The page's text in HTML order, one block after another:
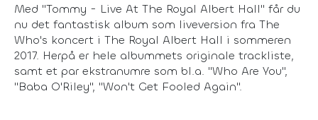
Med "Tommy - Live At The Royal Albert Hall" får du
nu det fantastisk album som liveversion fra The
Who's koncert i The Royal Albert Hall i sommeren
2017. Herpå er hele albummets originale trackliste,
samt et par ekstranumre som bl.a. "Who Are You",
"Baba O'Riley", "Won't Get Fooled Again".